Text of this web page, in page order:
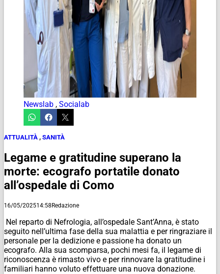
Newslab , Socialab
ATTUALITÀ , SANITÀ
Legame e gratitudine superano la
morte: ecografo portatile donato
all’ospedale di Como
16/05/202514:58Redazione
Nel reparto di Nefrologia, all’ospedale Sant’Anna, è stato
seguito nell’ultima fase della sua malattia e per ringraziare il
personale per la dedizione e passione ha donato un
ecografo. Alla sua scomparsa, pochi mesi fa, il legame di
riconoscenza è rimasto vivo e per rinnovare la gratitudine i
familiari hanno voluto effettuare una nuova donazione.